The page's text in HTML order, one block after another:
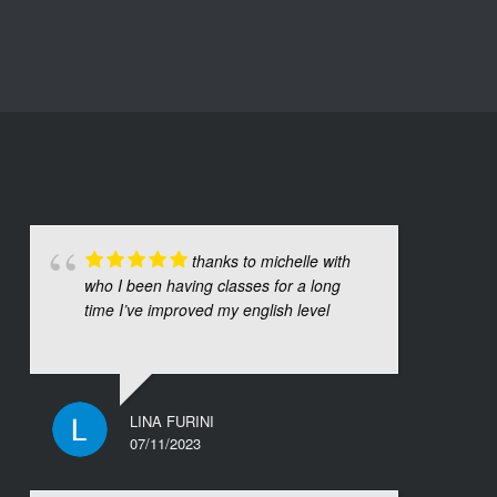
thanks to michelle with
who I been having classes for a long
time I’ve improved my english level
LINA FURINI
07/11/2023